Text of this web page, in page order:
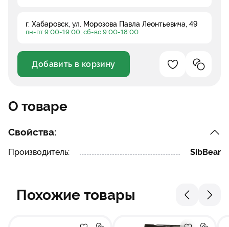
г. Хабаровск, ул. Морозова Павла Леонтьевича, 49
пн-пт 9:00-19:00, сб-вс 9:00-18:00
Добавить в корзину Добавление в
О товаре
Свойства:
Производитель: SibBear
Похожие товары